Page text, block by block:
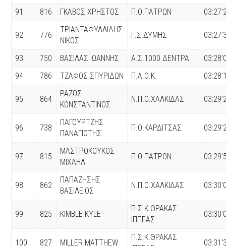
91
816 ΓΚΑΒΟΣ ΧΡΗΣΤΟΣ Π.Ο.ΠΑΤΡΩΝ
92 776
ΤΡΙΑΝΤΑΦΥΛΛΙΔΗΣ
ΝΙΚΟΣ
Γ.Σ.ΔΥΜΗΣ
93 750 ΒΑΣΙΛΑΣ ΙΩΑΝΝΗΣ Α.Σ.1000 ΔΕΝΤΡΑ
94
786 ΤΖΑΦΟΣ ΣΠΥΡΙΔΩΝ Π.Α.Ο.Κ.
95 864
ΡΑΖΟΣ
ΚΩΝΣΤΑΝΤΙΝΟΣ
Ν.Π.Ο.ΧΑΛΚΙΔΑΣ
96 738
ΠΑΓΟΥΡΤΖΗΣ
ΠΑΝΑΓΙΩΤΗΣ
Π.Ο.ΚΑΡΔΙΤΣΑΣ
97 815
ΜΑΣΤΡΟΚΟΥΚΟΣ
ΜΙΧΑΗΛ
Π.Ο.ΠΑΤΡΩΝ
98 862
ΠΑΠΑΖΗΣΗΣ
ΒΑΣΙΛΕΙΟΣ
Ν.Π.Ο.ΧΑΛΚΙΔΑΣ
99 825 KIMBLE KYLE
Π.Σ.Κ.ΘΡΑΚΑΣ
ΙΠΠΕΑΣ
100 827 MILLER MATTHEW
Π.Σ.Κ.ΘΡΑΚΑΣ